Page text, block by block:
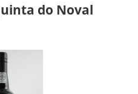
do Noval